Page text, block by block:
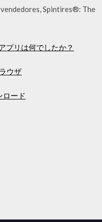
Spintires®: The
プリは何でしたか？
ウザ
ロード